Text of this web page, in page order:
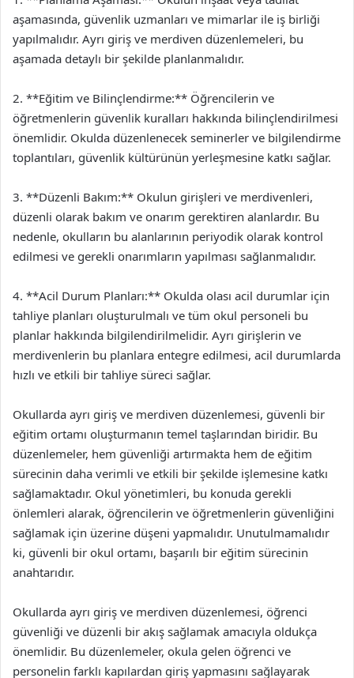
aşamasında, güvenlik uzmanları ve mimarlar ile iş birliği
yapılmalıdır. Ayrı giriş ve merdiven düzenlemeleri, bu
aşamada detaylı bir şekilde planlanmalıdır.
2. **Eğitim ve Bilinçlendirme:** Öğrencilerin ve
öğretmenlerin güvenlik kuralları hakkında bilinçlendirilmesi
önemlidir. Okulda düzenlenecek seminerler ve bilgilendirme
toplantıları, güvenlik kültürünün yerleşmesine katkı sağlar.
3. **Düzenli Bakım:** Okulun girişleri ve merdivenleri,
düzenli olarak bakım ve onarım gerektiren alanlardır. Bu
nedenle, okulların bu alanlarının periyodik olarak kontrol
edilmesi ve gerekli onarımların yapılması sağlanmalıdır.
4. **Acil Durum Planları:** Okulda olası acil durumlar için
tahliye planları oluşturulmalı ve tüm okul personeli bu
planlar hakkında bilgilendirilmelidir. Ayrı girişlerin ve
merdivenlerin bu planlara entegre edilmesi, acil durumlarda
hızlı ve etkili bir tahliye süreci sağlar.
Okullarda ayrı giriş ve merdiven düzenlemesi, güvenli bir
eğitim ortamı oluşturmanın temel taşlarından biridir. Bu
düzenlemeler, hem güvenliği artırmakta hem de eğitim
sürecinin daha verimli ve etkili bir şekilde işlemesine katkı
sağlamaktadır. Okul yönetimleri, bu konuda gerekli
önlemleri alarak, öğrencilerin ve öğretmenlerin güvenliğini
sağlamak için üzerine düşeni yapmalıdır. Unutulmamalıdır
ki, güvenli bir okul ortamı, başarılı bir eğitim sürecinin
anahtarıdır.
Okullarda ayrı giriş ve merdiven düzenlemesi, öğrenci
güvenliği ve düzenli bir akış sağlamak amacıyla oldukça
önemlidir. Bu düzenlemeler, okula gelen öğrenci ve
personelin farklı kapılardan giriş yapmasını sağlayarak